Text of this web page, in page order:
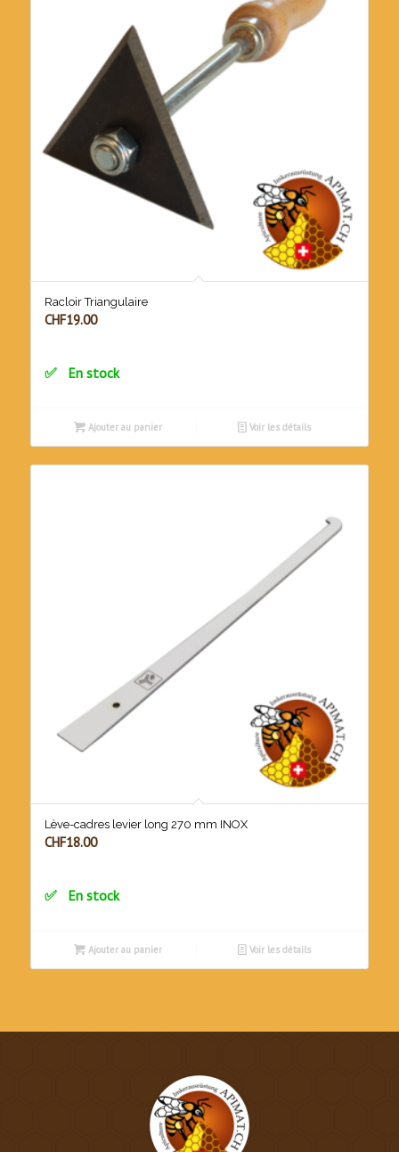
Racloir Triangulaire
CHF19.00
En stock
Ajouter au panier Voir les détails
Lève-cadres levier long 270 mm INOX
CHF18.00
En stock
Ajouter au panier Voir les détails